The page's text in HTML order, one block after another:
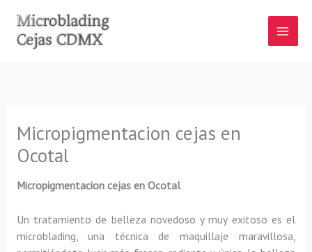
contenido
Micropigmentacion cejas en
Ocotal
Micropigmentacion cejas en Ocotal
Un tratamiento de belleza novedoso y muy exitoso es el
microblading, una técnica de maquillaje maravillosa,